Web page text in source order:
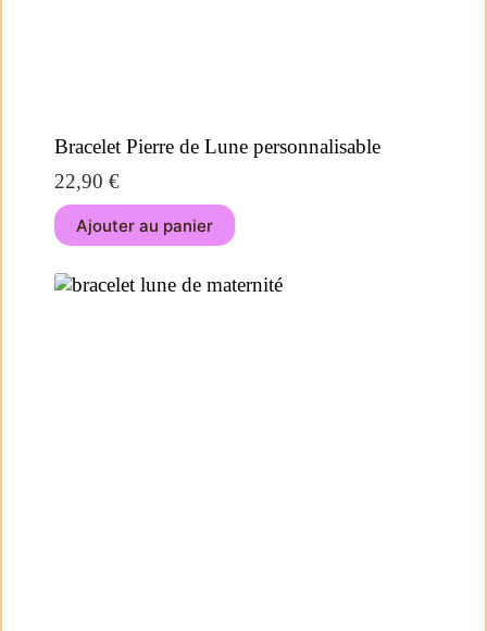
Bracelet Pierre de Lune personnalisable
22,90 €
Ajouter au panier